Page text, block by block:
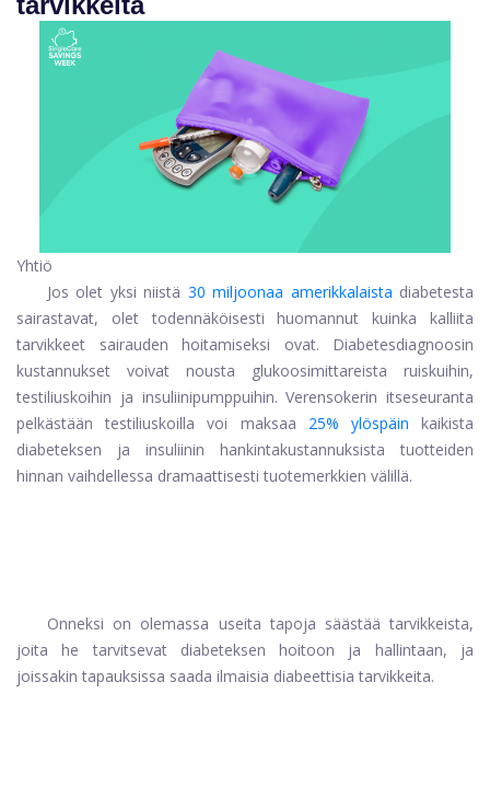
Yhtiö
Jos olet yksi niistä 30 miljoonaa amerikkalaista diabetesta
sairastavat, olet todennäköisesti huomannut kuinka kalliita
tarvikkeet sairauden hoitamiseksi ovat. Diabetesdiagnoosin
kustannukset voivat nousta glukoosimittareista ruiskuihin,
testiliuskoihin ja insuliinipumppuihin. Verensokerin itseseuranta
pelkästään testiliuskoilla voi maksaa 25% ylöspäin kaikista
diabeteksen ja insuliinin hankintakustannuksista tuotteiden
hinnan vaihdellessa dramaattisesti tuotemerkkien välillä.
Onneksi on olemassa useita tapoja säästää tarvikkeista,
joita he tarvitsevat diabeteksen hoitoon ja hallintaan, ja
joissakin tapauksissa saada ilmaisia ​​diabeettisia tarvikkeita.